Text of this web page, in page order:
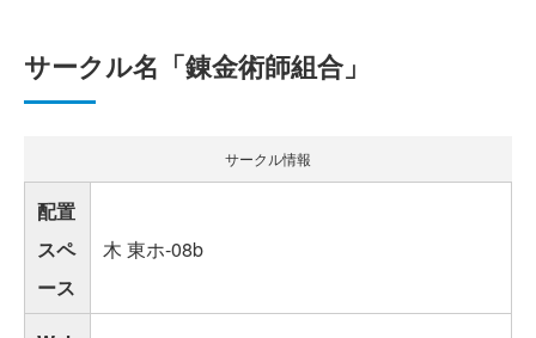
サークル名「錬金術師組合」
サークル情報
配置
スペ
ース
木 東ホ-08b